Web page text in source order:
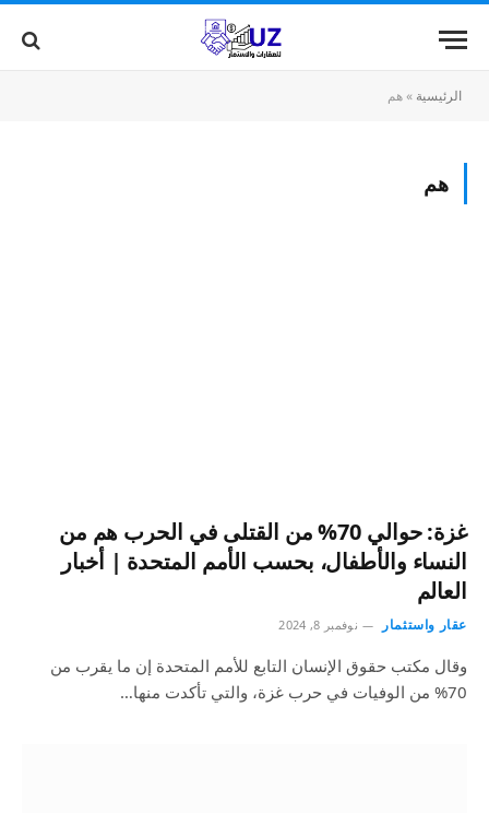
الرئيسية »هم
هم
غزة: حوالي 70% من القتلى في الحرب هم من
النساء والأطفال، بحسب الأمم المتحدة | أخبار
العالم
عقار واستثمار نوفمبر 8, 2024
وقال مكتب حقوق الإنسان التابع للأمم المتحدة إن ما يقرب من
70% من الوفيات في حرب غزة، والتي تأكدت منها…